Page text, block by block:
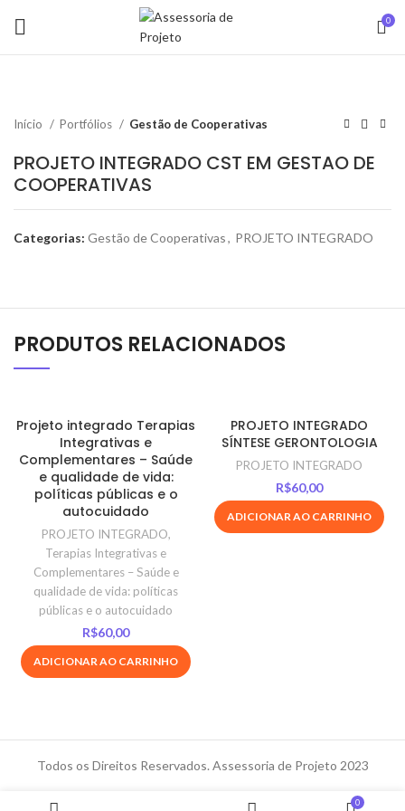
0
Início Portfólios Gestão de Cooperativas
PROJETO INTEGRADO CST EM GESTAO DE
COOPERATIVAS
Categorias: Gestão de Cooperativas, PROJETO INTEGRADO
PRODUTOS RELACIONADOS
Projeto integrado Terapias
Integrativas e
Complementares – Saúde
e qualidade de vida:
políticas públicas e o
autocuidado
PROJETO INTEGRADO,
Terapias Integrativas e
Complementares – Saúde e
qualidade de vida: políticas
públicas e o autocuidado
R$60,00
ADICIONAR AO CARRINHO
PROJETO INTEGRADO
SÍNTESE GERONTOLOGIA
PROJETO INTEGRADO
R$60,00
ADICIONAR AO CARRINHO
Todos os Direitos Reservados. Assessoria de Projeto 2023
0